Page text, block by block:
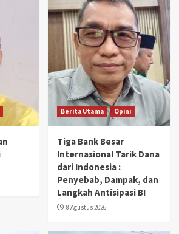
Berita Utama Opini
Tiga Bank Besar
Internasional Tarik Dana
dari Indonesia :
Penyebab, Dampak, dan
Langkah Antisipasi BI
8 Agustus 2026